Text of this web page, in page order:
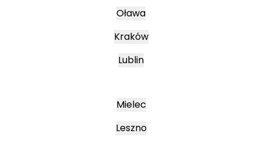
Oława
Kraków
Lublin
Mielec
Leszno